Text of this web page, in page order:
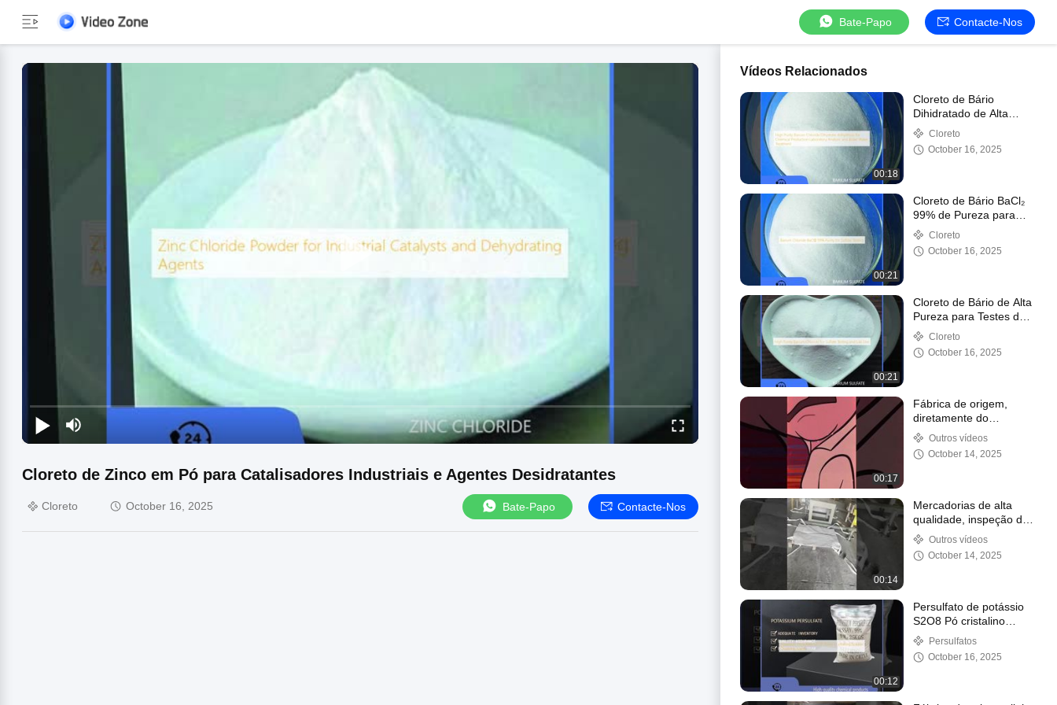
Bate-Papo Contacte-Nos
Cloreto de Zinco em Pó para Catalisadores Industriais e Agentes Desidratantes
Cloreto October 16, 2025 Bate-Papo Contacte-Nos
Vídeos Relacionados
00:18
Cloreto de Bário
Dihidratado de Alta
Pureza Anidro para
Produção Química,
Análise Laboratorial e
Cloreto
October 16, 2025
00:21
Cloreto de Bário BaCl₂
99% de Pureza para
Teste de Sulfato
Cloreto
October 16, 2025
00:21
Cloreto de Bário de Alta
Pureza para Testes de
Sulfato e Uso
Laboratorial
Cloreto
October 16, 2025
00:17
Fábrica de origem,
diretamente do
fabricante, produtos de
alta qualidade
Outros vídeos
October 14, 2025
00:14
Mercadorias de alta
qualidade, inspeção de
qualidade rigorosa,
qualidade consistente,
fábrica de origem
Outros vídeos
October 14, 2025
00:12
Persulfato de potássio
S2O8 Pó cristalino
branco Agente oxidante
Persulfatos
October 16, 2025